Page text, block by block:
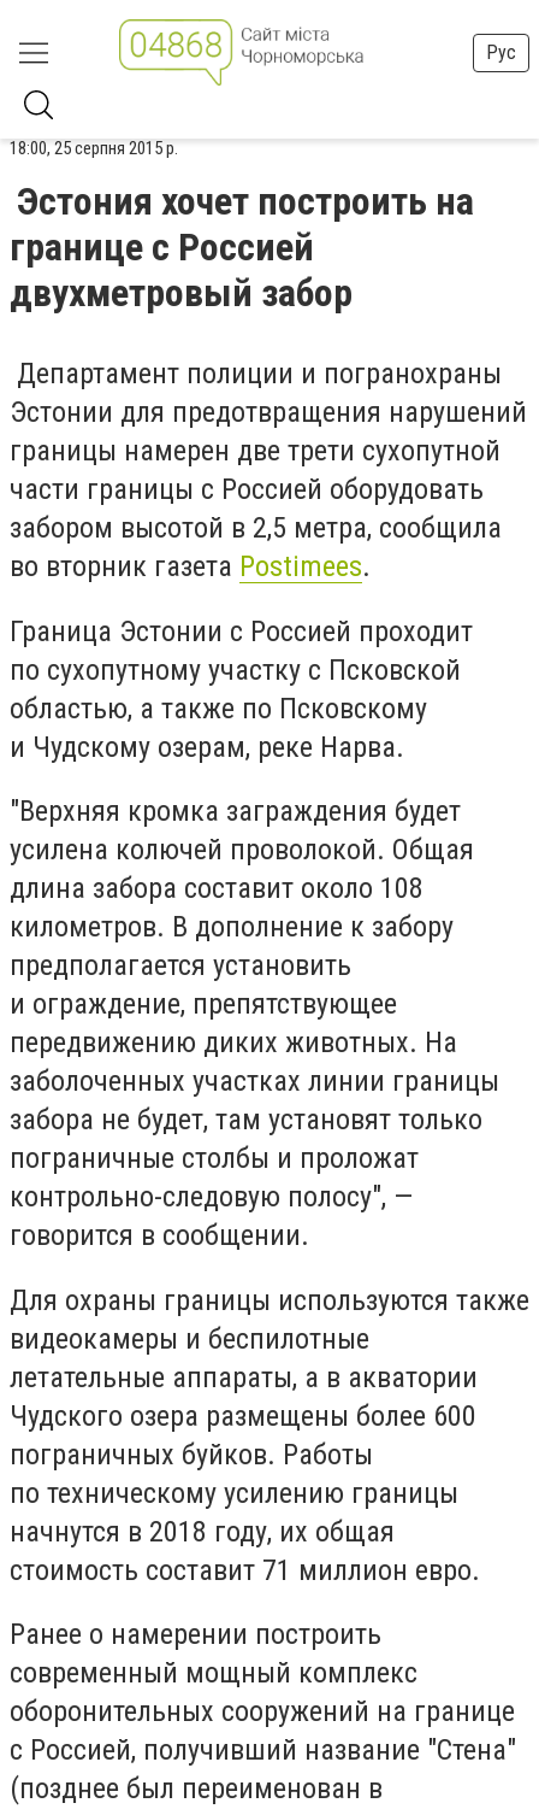
Рус
18:00, 25 серпня 2015 р.
Эстония хочет построить на
границе с Россией
двухметровый забор
Департамент полиции и погранохраны
Эстонии для предотвращения нарушений
границы намерен две трети сухопутной
части границы с Россией оборудовать
забором высотой в 2,5 метра, сообщила
во вторник газета Postimees.
Граница Эстонии с Россией проходит
по сухопутному участку с Псковской
областью, а также по Псковскому
и Чудскому озерам, реке Нарва.
"Верхняя кромка заграждения будет
усилена колючей проволокой. Общая
длина забора составит около 108
километров. В дополнение к забору
предполагается установить
и ограждение, препятствующее
передвижению диких животных. На
заболоченных участках линии границы
забора не будет, там установят только
пограничные столбы и проложат
контрольно-следовую полосу", —
говорится в сообщении.
Для охраны границы используются также
видеокамеры и беспилотные
летательные аппараты, а в акватории
Чудского озера размещены более 600
пограничных буйков. Работы
по техническому усилению границы
начнутся в 2018 году, их общая
стоимость составит 71 миллион евро.
Ранее о намерении построить
современный мощный комплекс
оборонительных сооружений на границе
с Россией, получивший название "Стена"
(позднее был переименован в